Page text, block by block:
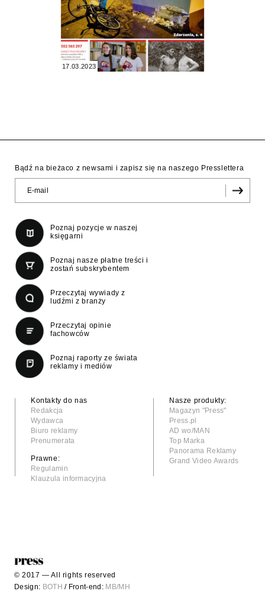
17.03.2023
Bądź na bieżaco z newsami i zapisz się na naszego Presslettera
Poznaj pozycje w naszej
księgarni
Poznaj nasze płatne treści i
zostań subskrybentem
Przeczytaj wywiady z
ludźmi z branży
Przeczytaj opinie
fachowców
Poznaj raporty ze świata
reklamy i mediów
Kontakty do nas
Redakcja
Wydawca
Biuro reklamy
Prenumerata
Prawne:
Regulamin
Klauzula informacyjna
Nasze produkty:
Magazyn "Press"
Press.pl
AD wo/MAN
Top Marka
Panorama Reklamy
Grand Video Awards
Design: BOTH / Front-end: MB/MH
© 2017 — All rights reserved